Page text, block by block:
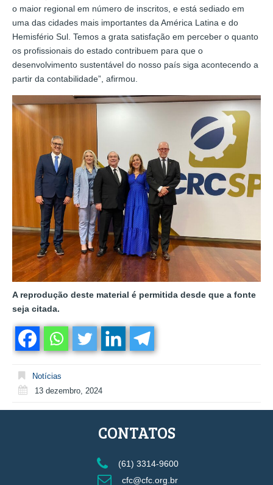
o maior regional em número de inscritos, e está sediado em
uma das cidades mais importantes da América Latina e do
Hemisfério Sul. Temos a grata satisfação em perceber o quanto
os profissionais do estado contribuem para que o
desenvolvimento sustentável do nosso país siga acontecendo a
partir da contabilidade”, afirmou.
A reprodução deste material é permitida desde que a fonte
seja citada.
Notícias
13 dezembro, 2024
CONTATOS
(61) 3314-9600
cfc@cfc.org.br